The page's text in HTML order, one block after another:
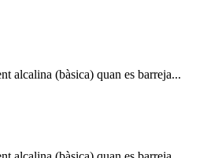
alcalina (bàsica) quan es barreja...